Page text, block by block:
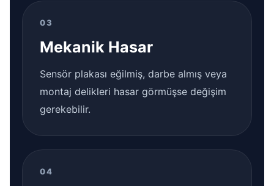
03
Mekanik Hasar
Sensör plakası eğilmiş, darbe almış veya
montaj delikleri hasar görmüşse değişim
gerekebilir.
04